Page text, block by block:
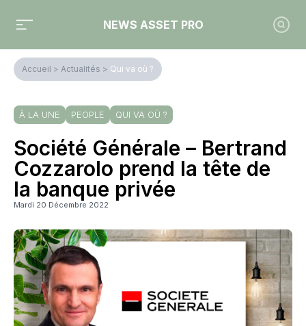
NEWS ASSET PRO
Accueil > Actualités > Qui va où ?
À LA UNE PEOPLE QUI VA OÙ ?
Société Générale – Bertrand
Cozzarolo prend la tête de
la banque privée
Mardi 20 Décembre 2022